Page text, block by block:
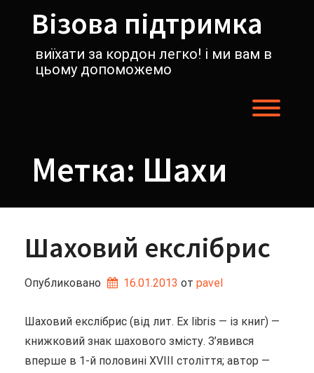
содержимомуВізова підтримка
виїхати за кордон легко! і ми вам в
цьому допоможемо
Метка: Шахи
Шаховий екслібрис
Опубликовано 16.01.2013 от pavel
Шаховий екслібрис (від лит. Ex libris — із книг) —
книжковий знак шахового змісту. З’явився
вперше в 1-й половині XVIII століття; автор —